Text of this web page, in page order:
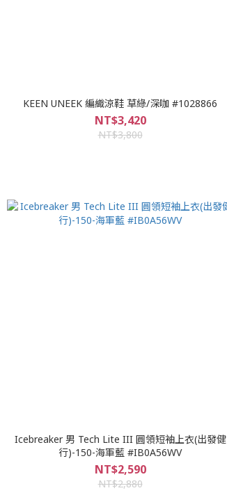
KEEN UNEEK 編織涼鞋 草綠/深咖 #1028866
NT$3,420
NT$3,800
Icebreaker 男 Tech Lite III 圓領短袖上衣(出發健
行)-150-海軍藍 #IB0A56WV
NT$2,590
NT$2,880